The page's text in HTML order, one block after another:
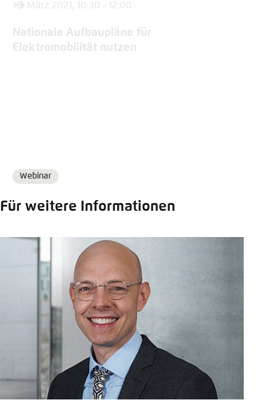
10. März 2021, 10:30 - 12:00
Nationale Aufbaupläne für
Elektromobilität nutzen
Format
Webinar
Für weitere Informationen